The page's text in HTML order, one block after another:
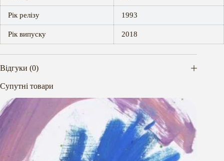
Рік релізу 1993
Рік випуску 2018
Відгуки (0)
Супутні товари